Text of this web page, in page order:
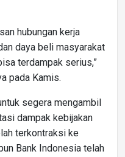
hubungan kerja
daya beli masyarakat
terdampak serius,”
pada Kamis.
segera mengambil
dampak kebijakan
terkontraksi ke
Bank Indonesia telah